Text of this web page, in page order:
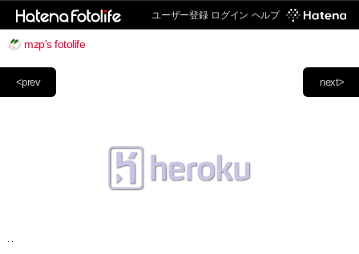
ユーザー登録 ログイン ヘルプ
mzp's fotolife
next>
<prev